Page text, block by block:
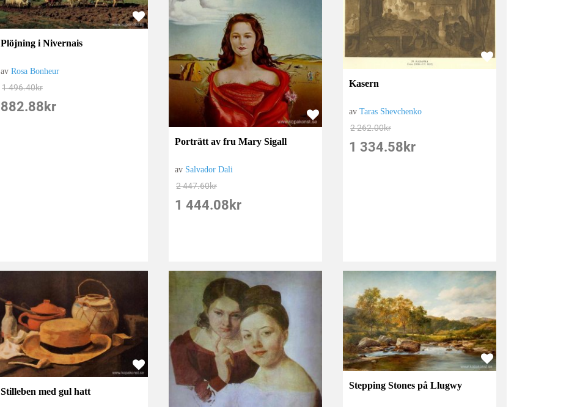
Plöjning i Nivernais
avRosa Bonheur
1 496.40kr
882.88 kr
Porträtt av fru Mary Sigall
av Salvador Dali
2 447.60kr
1 444.08 kr
Kasern
avTaras Shevchenko
2 262.00kr
1 334.58 kr
Stilleben med gul hatt
Stepping Stones på Llugwy